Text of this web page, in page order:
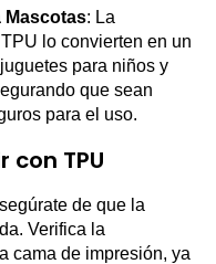
Mascotas: La
lo convierten en un
para niños y
que sean
para el uso.
TPU
de que la
Verifica la
cama de impresión, ya